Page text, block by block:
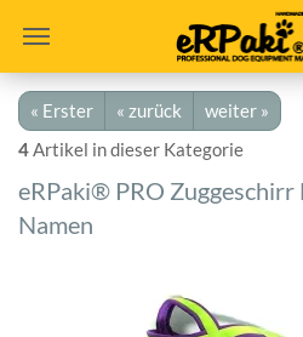
« Erster « zurück
weiter »
4Artikel in dieser Kategorie
eRPaki® PRO
Namen